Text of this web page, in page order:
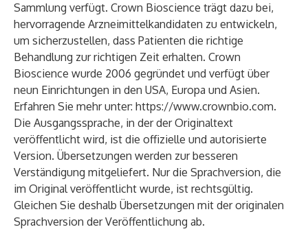
Sammlung verfügt. Crown Bioscience trägt dazu bei,
hervorragende Arzneimittelkandidaten zu entwickeln,
um sicherzustellen, dass Patienten die richtige
Behandlung zur richtigen Zeit erhalten. Crown
Bioscience wurde 2006 gegründet und verfügt über
neun Einrichtungen in den USA, Europa und Asien.
Erfahren Sie mehr unter: https://www.crownbio.com.
Die Ausgangssprache, in der der Originaltext
veröffentlicht wird, ist die offizielle und autorisierte
Version. Übersetzungen werden zur besseren
Verständigung mitgeliefert. Nur die Sprachversion, die
im Original veröffentlicht wurde, ist rechtsgültig.
Gleichen Sie deshalb Übersetzungen mit der originalen
Sprachversion der Veröffentlichung ab.